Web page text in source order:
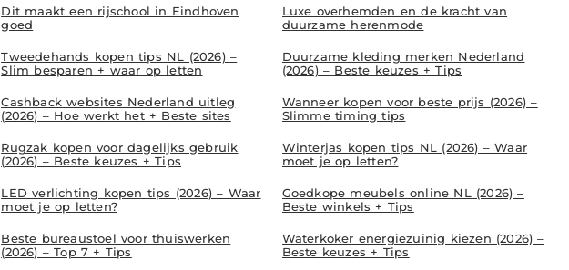
Dit maakt een rijschool in Eindhoven
goed
Luxe overhemden en de kracht van
duurzame herenmode
Tweedehands kopen tips NL (2026) –
Slim besparen + waar op letten
Duurzame kleding merken Nederland
(2026) – Beste keuzes + Tips
Cashback websites Nederland uitleg
(2026) – Hoe werkt het + Beste sites
Wanneer kopen voor beste prijs (2026) –
Slimme timing tips
Rugzak kopen voor dagelijks gebruik
(2026) – Beste keuzes + Tips
Winterjas kopen tips NL (2026) – Waar
moet je op letten?
LED verlichting kopen tips (2026) – Waar
moet je op letten?
Goedkope meubels online NL (2026) –
Beste winkels + Tips
Beste bureaustoel voor thuiswerken
(2026) – Top 7 + Tips
Waterkoker energiezuinig kiezen (2026) –
Beste keuzes + Tips